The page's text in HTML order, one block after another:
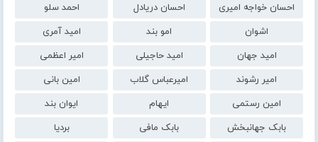
احسان خواجه امیری
احسان دریادل
احمد سلو
اشوان
امو بند
امید آمری
امید جهان
امید حاجیلی
امیر اعظمی
امیر رشوند
امیرعباس گلاب
امین بانی
امین رستمی
ایهام
ایوان بند
بابک جهانبخش
بابک مافی
بردیا